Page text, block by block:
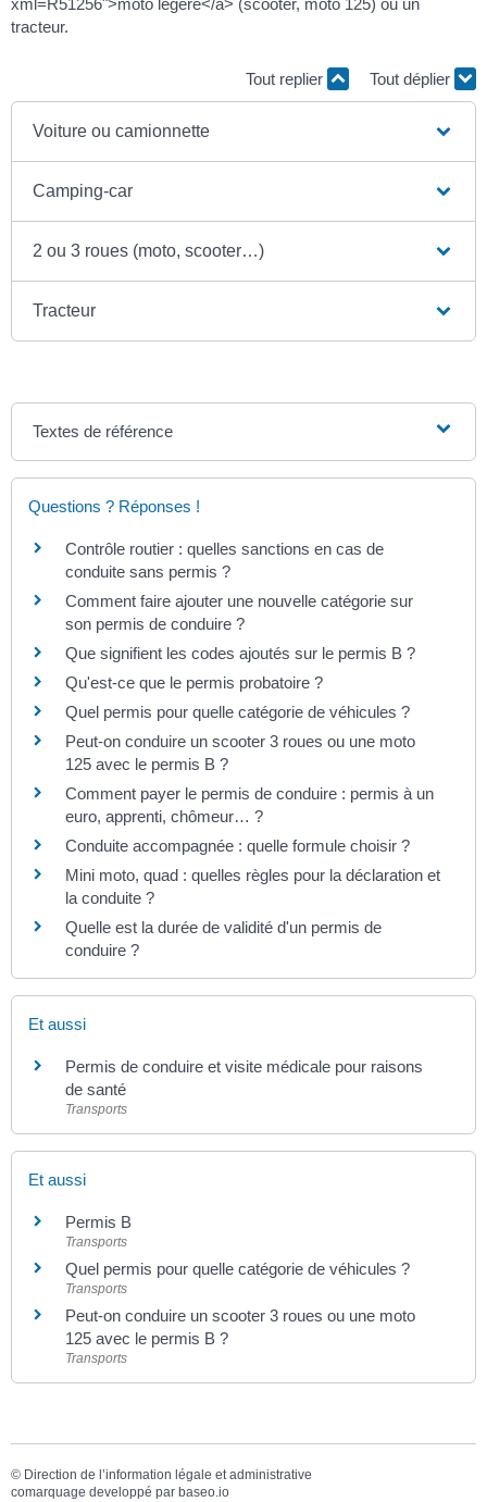
xml=R51256">moto légère</a> (scooter, moto 125) ou un
tracteur.
Tout replier Tout déplier
Voiture ou camionnette
Camping-car
2 ou 3 roues (moto, scooter…)
Tracteur
Textes de référence
Questions ? Réponses !
Contrôle routier : quelles sanctions en cas de
conduite sans permis ?
Comment faire ajouter une nouvelle catégorie sur
son permis de conduire ?
Que signifient les codes ajoutés sur le permis B ?
Qu'est-ce que le permis probatoire ?
Quel permis pour quelle catégorie de véhicules ?
Peut-on conduire un scooter 3 roues ou une moto
125 avec le permis B ?
Comment payer le permis de conduire : permis à un
euro, apprenti, chômeur… ?
Conduite accompagnée : quelle formule choisir ?
Mini moto, quad : quelles règles pour la déclaration et
la conduite ?
Quelle est la durée de validité d'un permis de
conduire ?
Et aussi
Permis de conduire et visite médicale pour raisons
de santé
Transports
Et aussi
Permis B
Transports
Quel permis pour quelle catégorie de véhicules ?
Transports
Peut-on conduire un scooter 3 roues ou une moto
125 avec le permis B ?
Transports
© Direction de l’information légale et administrative
comarquage developpé par baseo.io